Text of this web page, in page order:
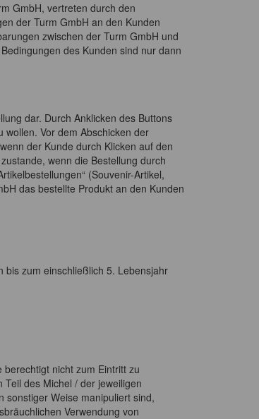
GmbH, vertreten durch den
der Turm GmbH an den Kunden
zwischen der Turm GmbH und
des Kunden sind nur dann
dar. Durch Anklicken des Buttons
Vor dem Abschicken der
der Kunde durch Klicken auf den
wenn die Bestellung durch
(Souvenir-Artikel,
das bestellte Produkt an den Kunden
bis zum einschließlich 5. Lebensjahr
nicht zum Eintritt zu
des Michel / der jeweiligen
sonstiger Weise manipuliert sind,
Verwendung von